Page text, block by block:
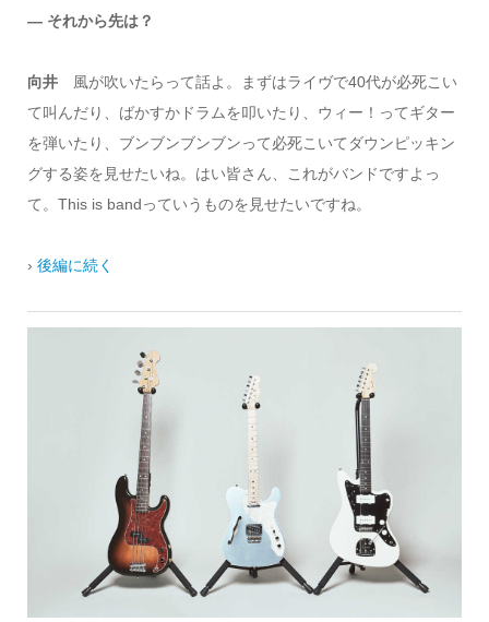
― それから先は？
向井 風が吹いたらって話よ。まずはライヴで40代が必死こい
て叫んだり、ばかすかドラムを叩いたり、ウィー！ってギター
を弾いたり、ブンブンブンブンって必死こいてダウンピッキン
グする姿を見せたいね。はい皆さん、これがバンドですよっ
て。This is bandっていうものを見せたいですね。
› 後編に続く